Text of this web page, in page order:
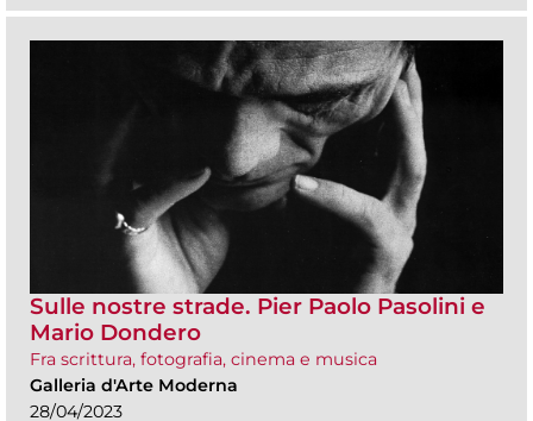
Sulle nostre strade. Pier Paolo Pasolini e
Mario Dondero
Fra scrittura, fotografia, cinema e musica
Galleria d'Arte Moderna
28/04/2023